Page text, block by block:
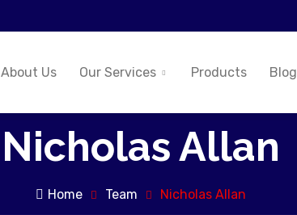
About Us Our Services Products Blog
Nicholas Allan
Home Team Nicholas Allan